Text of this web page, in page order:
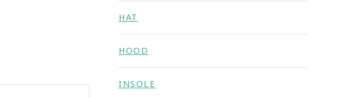
HAT
HOOD
INSOLE